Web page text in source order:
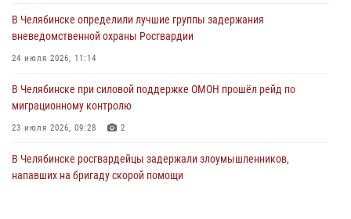
В Челябинске определили лучшие группы задержания
вневедомственной охраны Росгвардии
24 июля 2026, 11:14
В Челябинске при силовой поддержке ОМОН прошёл рейд по
миграционному контролю
23 июля 2026, 09:28 2
В Челябинске росгвардейцы задержали злоумышленников,
напавших на бригаду скорой помощи